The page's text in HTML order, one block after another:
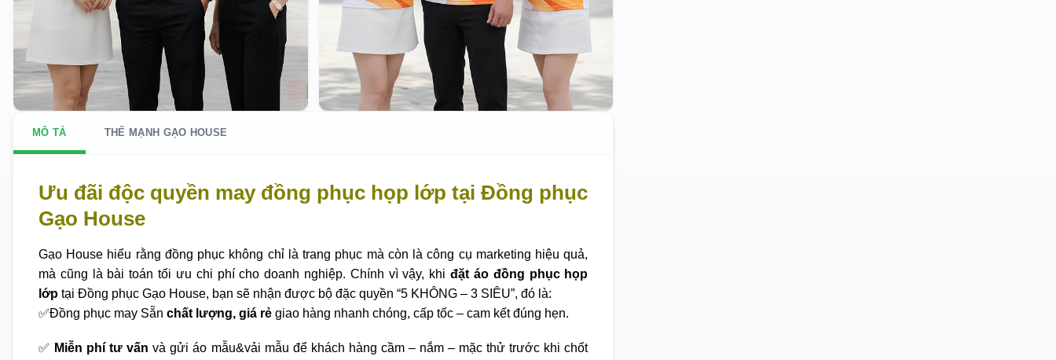
MÔ TẢ THẾ MẠNH GẠO HOUSE
Ưu đãi độc quyền may đồng phục họp lớp tại Đồng phục
Gạo House
Gạo House hiểu rằng đồng phục không chỉ là trang phục mà còn là công cụ marketing hiệu quả,
mà cũng là bài toán tối ưu chi phí cho doanh nghiệp. Chính vì vậy, khi đặt áo đồng phục họp
lớp tại Đồng phục Gạo House, bạn sẽ nhận được bộ đặc quyền “5 KHÔNG – 3 SIÊU”, đó là:
✅Đồng phục may Sẵn chất lượng, giá rẻ giao hàng nhanh chóng, cấp tốc – cam kết đúng hẹn.
✅ Miễn phí tư vấn và gửi áo mẫu&vải mẫu để khách hàng cầm – nắm – mặc thử trước khi chốt